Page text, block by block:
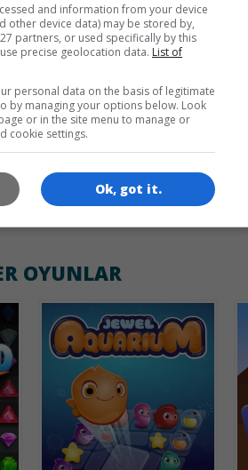
RESIMLERI
120x120
OYUNLAR
and information from your device
other device data) may be stored by,
partners, or used specifically by this
precise geolocation data. List of
personal data on the basis of legitimate
by managing your options below. Look
or in the site menu to manage or
cookie settings.
Ok, got it.